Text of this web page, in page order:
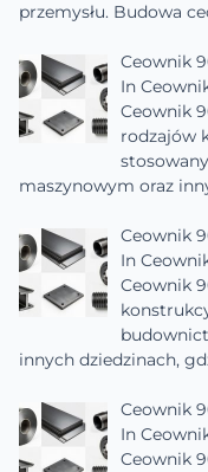
przemysłu. Budowa
Ceownik
In
Ceownik
rodzajów
maszynowym oraz
Ceownik
In
Ceownik
innych dziedzinach,
Ceownik
In
Ceownik